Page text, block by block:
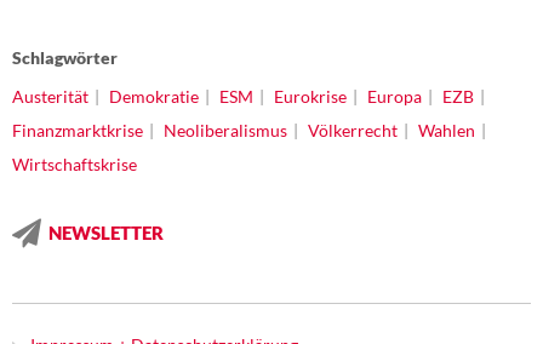
Schlagwörter
Austerität
Demokratie ESM Eurokrise Europa
EZB
Finanzmarktkrise
Neoliberalismus Völkerrecht
Wahlen
Wirtschaftskrise
NEWSLETTER